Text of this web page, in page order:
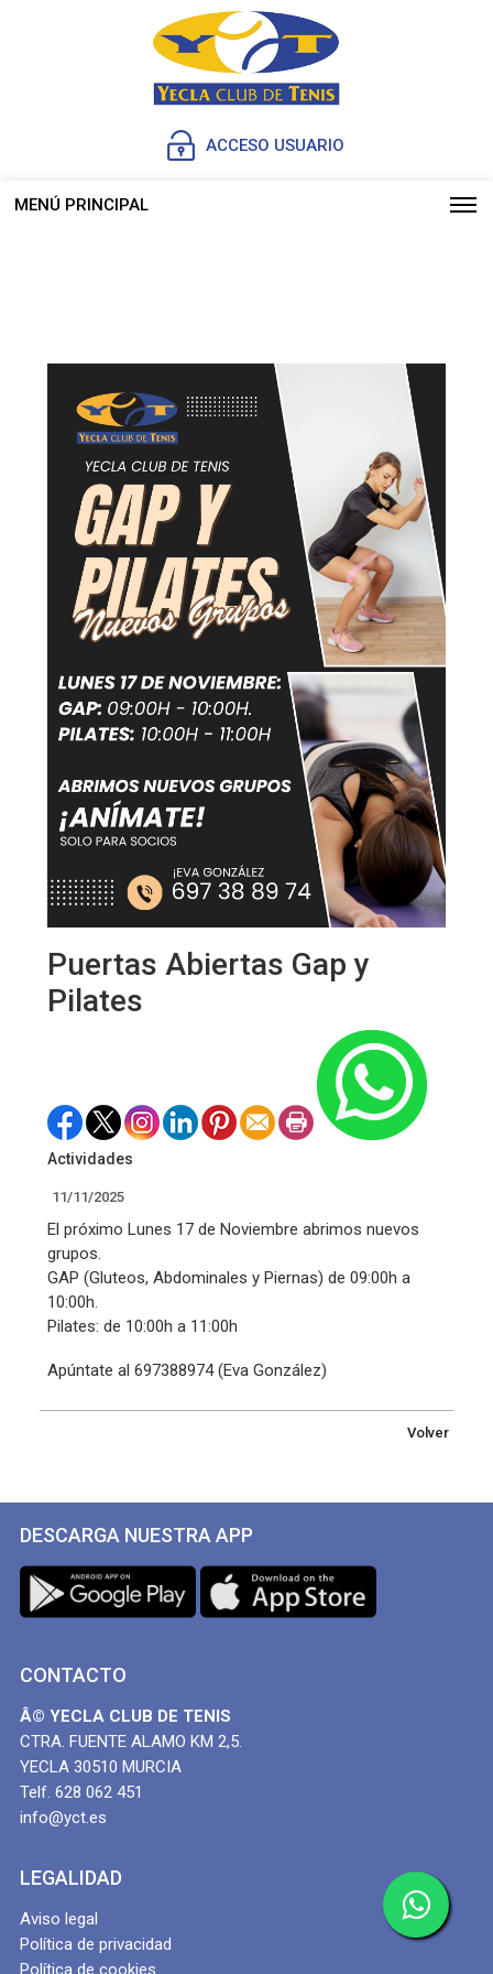
ACCESO USUARIO
MENÚ PRINCIPAL
Puertas Abiertas Gap y
Pilates
Actividades
11/11/2025
El próximo Lunes 17 de Noviembre abrimos nuevos
grupos.
GAP (Gluteos, Abdominales y Piernas) de 09:00h a
10:00h.
Pilates: de 10:00h a 11:00h
Apúntate al 697388974 (Eva González)
Volver
DESCARGA NUESTRA APP
CONTACTO
Â© YECLA CLUB DE TENIS
CTRA. FUENTE ALAMO KM 2,5.
YECLA 30510 MURCIA
Telf. 628 062 451
info@yct.es
LEGALIDAD
Aviso legal
Política de privacidad
Política de cookies